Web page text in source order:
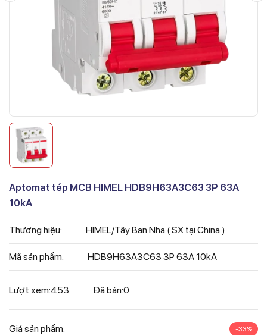
Aptomat tép MCB HIMEL HDB9H63A3C63 3P 63A
10kA
Thương hiệu: HIMEL/Tây Ban Nha ( SX tại China )
Mã sản phẩm: HDB9H63A3C63 3P 63A 10kA
Lượt xem:453 Đã bán:0
Giá sản phẩm: -33%